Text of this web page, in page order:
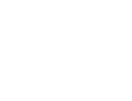
thao và Du lịch Lâm Đồng.
lịch Lâm Đồng
tâm Hành chính tỉnh Lâm
Hương - Đà Lạt, tỉnh